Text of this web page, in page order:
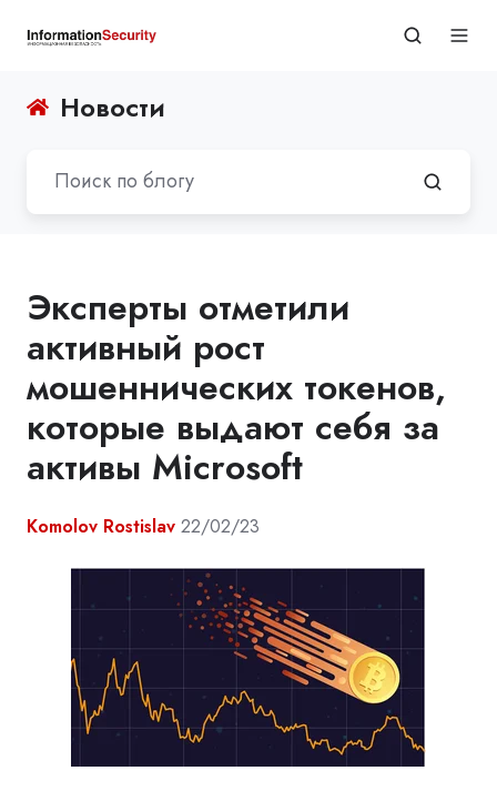
Новости
Эксперты отметили
активный рост
мошеннических токенов,
которые выдают себя за
активы Microsoft
Komolov Rostislav 22/02/23